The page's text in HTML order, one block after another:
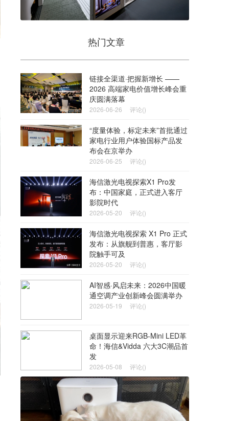
热门文章
链接全渠道·把握新增长 ——
2026 高端家电价值增长峰会重
庆圆满落幕
2026-06-26 评论()
“度量体验，标定未来”首批通过
家电行业用户体验国标产品发
布会在京举办
2026-06-25 评论()
海信激光电视探索X1 Pro发
布：中国家庭，正式进入客厅
影院时代
2026-05-20 评论()
海信激光电视探索 X1 Pro 正式
发布：从旗舰到普惠，客厅影
院触手可及
2026-05-20 评论()
AI智感·风启未来：2026中国暖
通空调产业创新峰会圆满举办
2026-05-19 评论()
桌面显示迎来RGB-Mini LED革
命！海信&Vidda 六大3C潮品首
发
2026-05-08 评论()